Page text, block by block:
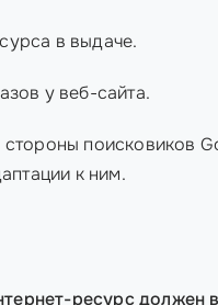
в выдаче.
у веб-сайта.
поисковиков
к ним.
ресурс должен